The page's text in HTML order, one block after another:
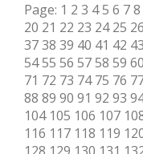
Page: 1 2 3 45 6 78
20 21 22 23 24 25 26
3738 39 40 41 42 43
5455 56 5758 59 60
71 72 73 74 75 76
88 89 90 91 92 93
104 105 106 107
116 117 118 119